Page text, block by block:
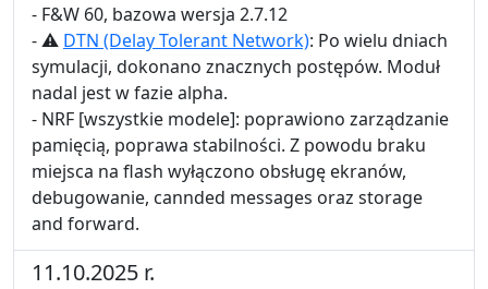
- F&W 60, bazowa wersja 2.7.12
- ⚠ DTN (Delay Tolerant Network): Po wielu dniach
symulacji, dokonano znacznych postępów. Moduł
nadal jest w fazie alpha.
- NRF [wszystkie modele]: poprawiono zarządzanie
pamięcią, poprawa stabilności. Z powodu braku
miejsca na flash wyłączono obsługę ekranów,
debugowanie, cannded messages oraz storage
and forward.
11.10.2025 r.